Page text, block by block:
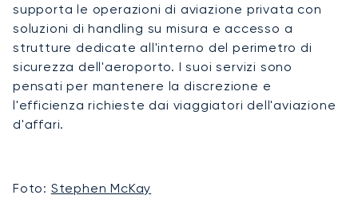
supporta le operazioni di aviazione privata con
soluzioni di handling su misura e accesso a
strutture dedicate all'interno del perimetro di
sicurezza dell'aeroporto. I suoi servizi sono
pensati per mantenere la discrezione e
l'efficienza richieste dai viaggiatori dell'aviazione
d'affari.
Foto: Stephen McKay